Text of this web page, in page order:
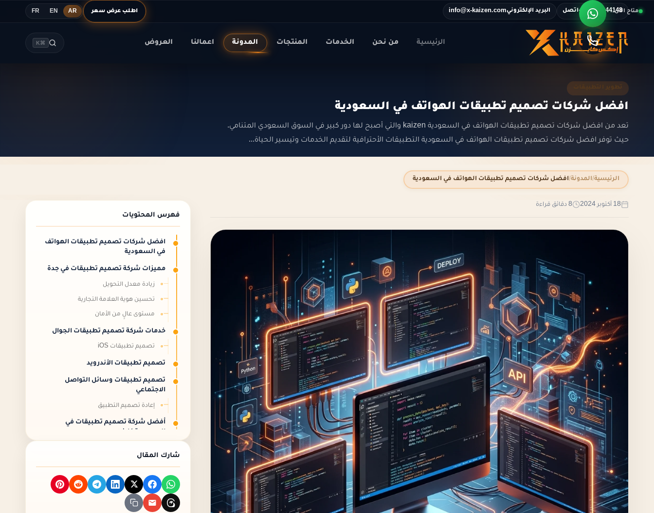
اتصل+201116344148 البريد الإلكترونيinfo@x-kaizen.com متاح الآن اطلب عرض سعر AR
EN
FR
الرئيسية من نحن الخدمات المنتجات المدونة اعمالنا العروض ⌘K
تطوير التطبيقات
افضل شركات تصميم تطبيقات الهواتف في السعودية
تعد من افضل شركات تصميم تطبيقات الهواتف في السعودية kaizen والتي أصبح لها دور كبير في السوق السعودي المتنامي.
حيث توفر افضل شركات تصميم تطبيقات الهواتف في السعودية التطبيقات الأحترافية لتقديم الخدمات وتيسير الحياة...
الرئيسية المدونة افضل شركات تصميم تطبيقات الهواتف في السعودية
18 أكتوبر 2024 8 دقائق قراءة
فهرس المحتويات
افضل شركات تصميم تطبيقات الهواتف
في السعودية
مميزات شركة تصميم تطبيقات في جدة
زيادة معدل التحويل
تحسين هوية العلامة التجارية
مستوى عالِِ من الأمان
خدمات شركة تصميم تطبيقات الجوال
تصميم تطبيقات iOS
تصميم تطبيقات الأندرويد
تصميم تطبيقات وسائل التواصل
الاجتماعي
إعادة تصميم التطبيق
أفضل شركة تصميم تطبيقات في
سعر معقول
فريق ذو خبرة
اسعار افضل شركات تصميم تطبيقات
شارك المقال